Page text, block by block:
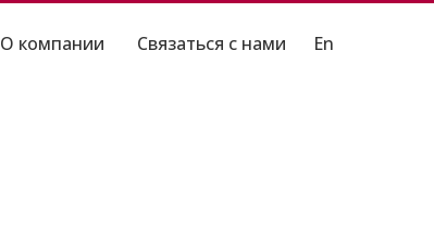
О компании Связаться с нами En